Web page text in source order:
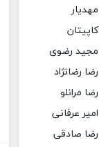
مهدیار
کاپیتان
مجید رضوی
رضا رضانژاد
رضا مرانلو
امیر عرفانی
رضا صادقی